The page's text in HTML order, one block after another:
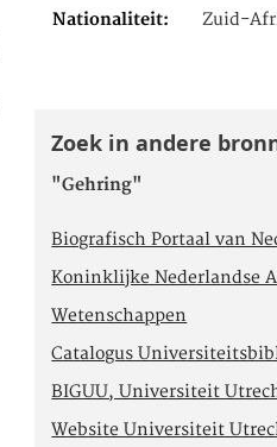
Nationaliteit Zuid-
Zoek in andere
"Gehring"
Biografisch Portaal van
Koninklijke Nederlandse
Wetenschappen
Catalogus
BIGUU, Universiteit
Website Universiteit